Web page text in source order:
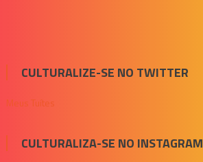
CULTURALIZE-SE NO TWITTER
Meus Tuítes
CULTURALIZA-SE NO INSTAGRAM